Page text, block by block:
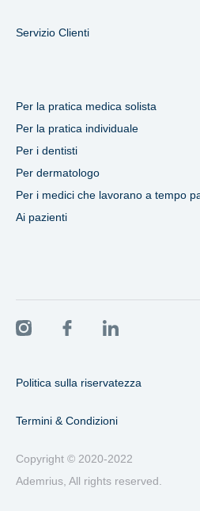
Servizio Clienti
Per la pratica medica solista
Per la pratica individuale
Per i dentisti
Per dermatologo
Per i medici che lavorano a tempo
Ai pazienti
Politica sulla riservatezza
Termini & Condizioni
Copyright © 2020-2022
Ademrius, All rights reserved.